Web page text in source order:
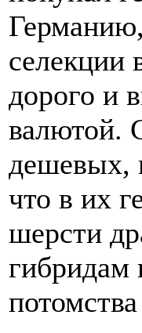
селекции
дорого и
валютой.
дешевых,
что в их
шерсти
гибридам